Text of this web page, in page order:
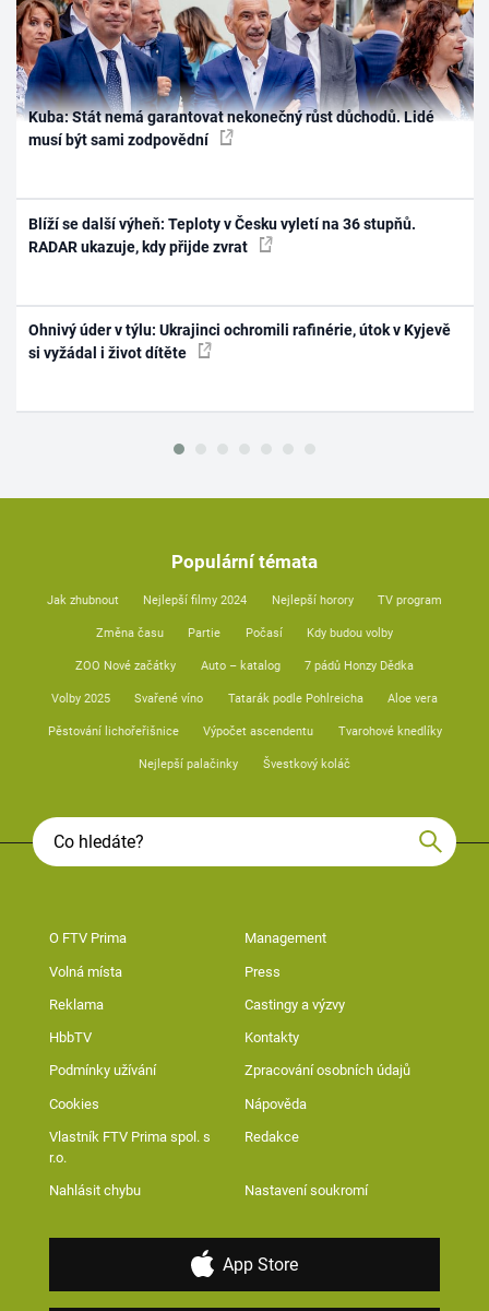
Kuba: Stát nemá garantovat nekonečný růst důchodů. Lidé
musí být sami zodpovědní
Blíží se další výheň: Teploty v Česku vyletí na 36 stupňů.
RADAR ukazuje, kdy přijde zvrat
Ohnivý úder v týlu: Ukrajinci ochromili rafinérie, útok v Kyjevě
si vyžádal i život dítěte
Populární témata
Jak zhubnout Nejlepší filmy 2024 Nejlepší horory TV program
Změna času Partie Počasí Kdy budou volby
ZOO Nové začátky Auto – katalog 7 pádů Honzy Dědka
Volby 2025 Svařené víno Tatarák podle Pohlreicha Aloe vera
Pěstování lichořeřišnice Výpočet ascendentu Tvarohové knedlíky
Nejlepší palačinky Švestkový koláč
O FTV Prima Management
Volná místa Press
Reklama Castingy a výzvy
HbbTV Kontakty
Podmínky užívání Zpracování osobních údajů
Cookies Nápověda
Vlastník FTV Prima spol. s
r.o.
Redakce
Nahlásit chybu Nastavení soukromí
App Store